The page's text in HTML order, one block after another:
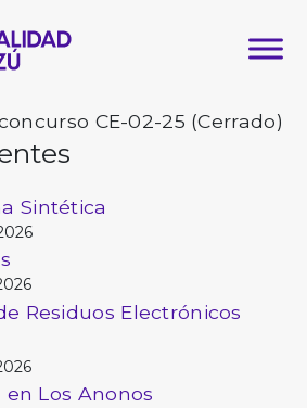
CE-02-25 (Cerrado)
Sintética
Residuos Electrónicos
Los Anonos